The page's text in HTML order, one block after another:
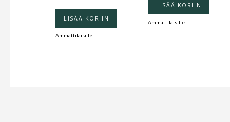
LISÄÄ KORIIN
Ammattilaisille
LISÄÄ KORIIN
Ammattilaisille